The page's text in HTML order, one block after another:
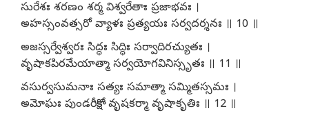
సురేశః శరణం శర్మ విశ్వరేతాః ప్రజాభవః ।
అహస్సంవత్సరో వ్యాళః ప్రత్యయః సర్వదర్శనః ॥ 10 ॥
అజస్సర్వేశ్వరః సిద్ధః సిద్ధిః సర్వాదిరచ్యుతః ।
వృషాకపిరమేయాత్మా సర్వయోగవినిస్సృతః ॥ 11 ॥
వసుర్వసుమనాః సత్యః సమాత్మా సమ్మితస్సమః ।
అమోఘః పుండరీకాక్షో వృషకర్మా వృషాకృతిః ॥ 12 ॥